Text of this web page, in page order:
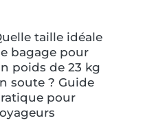
taille idéale
bagage pour
poids de 23 kg
soute ? Guide
pour